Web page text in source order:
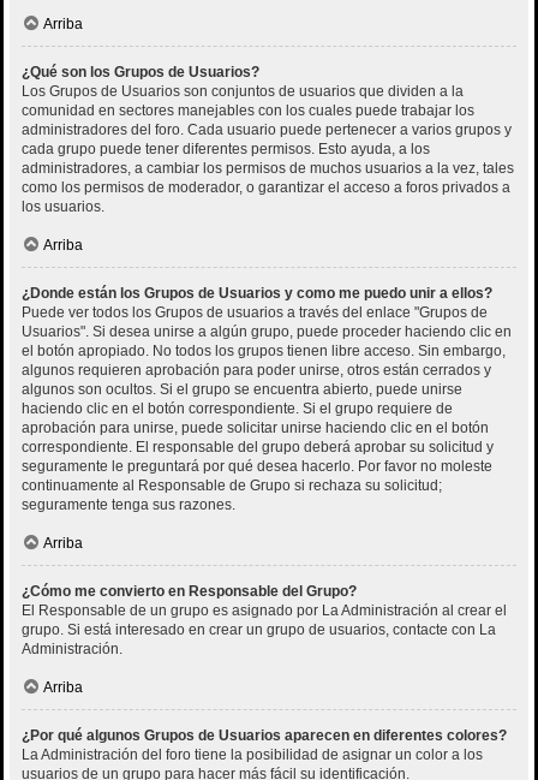
Arriba
¿Qué son los Grupos de Usuarios?
Los Grupos de Usuarios son conjuntos de usuarios que dividen a la
comunidad en sectores manejables con los cuales puede trabajar los
administradores del foro. Cada usuario puede pertenecer a varios grupos y
cada grupo puede tener diferentes permisos. Esto ayuda, a los
administradores, a cambiar los permisos de muchos usuarios a la vez, tales
como los permisos de moderador, o garantizar el acceso a foros privados a
los usuarios.
Arriba
¿Donde están los Grupos de Usuarios y como me puedo unir a ellos?
Puede ver todos los Grupos de usuarios a través del enlace "Grupos de
Usuarios". Si desea unirse a algún grupo, puede proceder haciendo clic en
el botón apropiado. No todos los grupos tienen libre acceso. Sin embargo,
algunos requieren aprobación para poder unirse, otros están cerrados y
algunos son ocultos. Si el grupo se encuentra abierto, puede unirse
haciendo clic en el botón correspondiente. Si el grupo requiere de
aprobación para unirse, puede solicitar unirse haciendo clic en el botón
correspondiente. El responsable del grupo deberá aprobar su solicitud y
seguramente le preguntará por qué desea hacerlo. Por favor no moleste
continuamente al Responsable de Grupo si rechaza su solicitud;
seguramente tenga sus razones.
Arriba
¿Cómo me convierto en Responsable del Grupo?
El Responsable de un grupo es asignado por La Administración al crear el
grupo. Si está interesado en crear un grupo de usuarios, contacte con La
Administración.
Arriba
¿Por qué algunos Grupos de Usuarios aparecen en diferentes colores?
La Administración del foro tiene la posibilidad de asignar un color a los
usuarios de un grupo para hacer más fácil su identificación.